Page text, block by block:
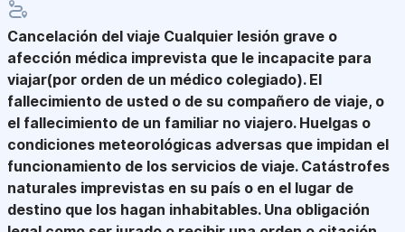
Cancelación del viaje Cualquier lesión grave o
afección médica imprevista que le incapacite para
viajar(por orden de un médico colegiado). El
fallecimiento de usted o de su compañero de viaje, o
el fallecimiento de un familiar no viajero. Huelgas o
condiciones meteorológicas adversas que impidan el
funcionamiento de los servicios de viaje. Catástrofes
naturales imprevistas en su país o en el lugar de
destino que los hagan inhabitables. Una obligación